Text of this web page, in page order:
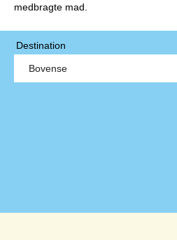
medbragte mad.
Destination